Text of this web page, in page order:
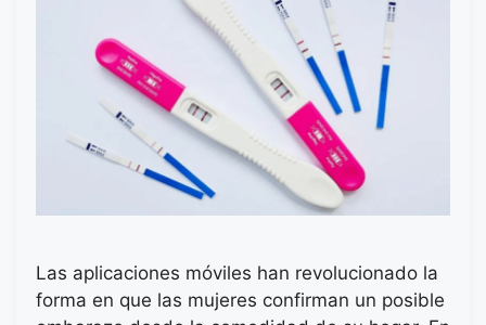
Las aplicaciones móviles han revolucionado la
forma en que las mujeres confirman un posible